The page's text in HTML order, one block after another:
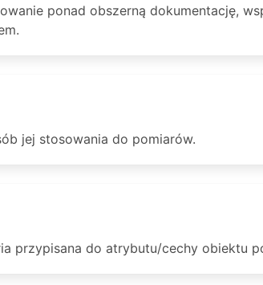
ponad obszerną dokumentację,
jej stosowania do pomiarów.
przypisana do atrybutu/cechy obiektu